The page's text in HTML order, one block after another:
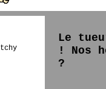
Le
! Nos
?